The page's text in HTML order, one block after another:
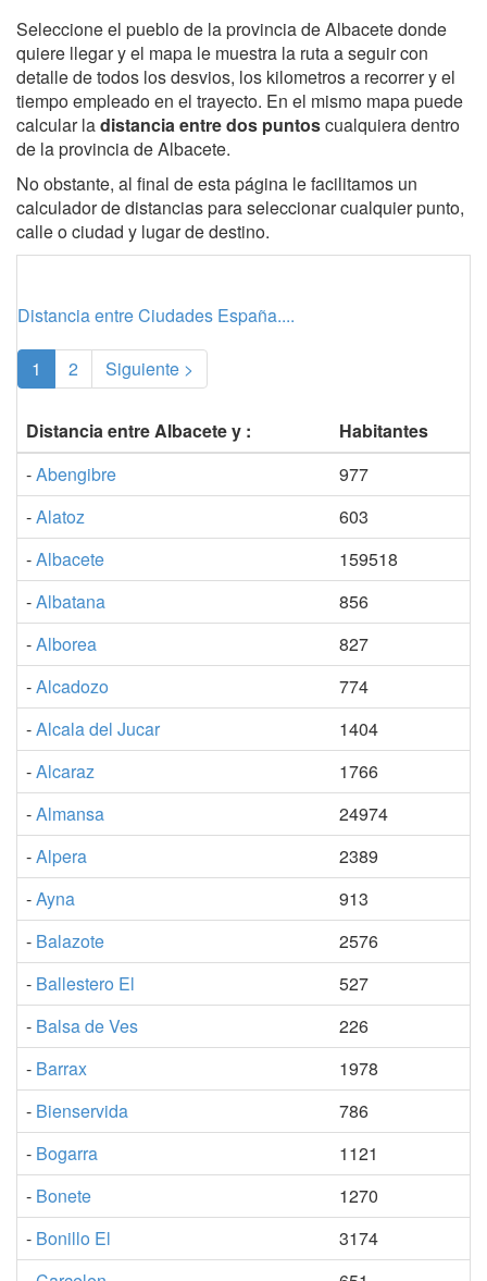
Seleccione el pueblo de la provincia de Albacete donde
quiere llegar y el mapa le muestra la ruta a seguir con
detalle de todos los desvios, los kilometros a recorrer y el
tiempo empleado en el trayecto. En el mismo mapa puede
calcular ladistancia entre dos puntoscualquiera dentro
de la provincia de Albacete.
No obstante, al final de esta página le facilitamos un
calculador de distancias para seleccionar cualquier punto,
calle o ciudad y lugar de destino.
Distancia entre Ciudades España....
1 (current)
2 Siguiente >
Distancia entre Albacete y :
Habitantes
-Abengibre
977
-Alatoz
603
-Albacete
159518
-Albatana
856
-Alborea
827
-Alcadozo
774
-Alcala del Jucar
1404
-Alcaraz
1766
-Almansa
24974
-Alpera
2389
-Ayna
913
- Balazote
2576
- Ballestero El
527
- Balsa de Ves
226
- Barrax
1978
- Bienservida
786
- Bogarra
1121
- Bonete
1270
- Bonillo El
3174